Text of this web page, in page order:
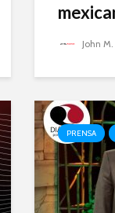
John
PRENSA